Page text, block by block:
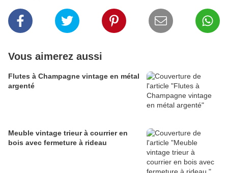
Vous aimerez aussi
Flutes à Champagne vintage en métal
argenté
Meuble vintage trieur à courrier en
bois avec fermeture à rideau